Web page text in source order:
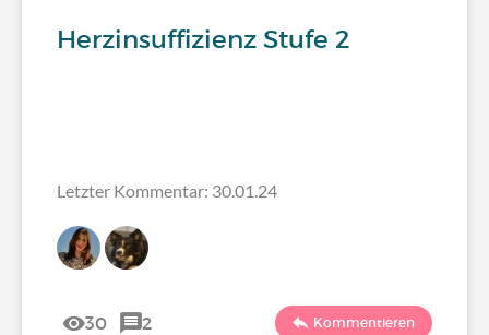
Herzinsuffizienz Stufe 2
Letzter Kommentar: 30.01.24
30 2 Kommentieren